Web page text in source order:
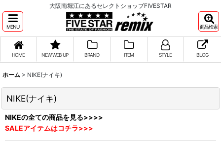
大阪南堀江にあるセレクトショップFIVESTAR
MENU 商品検索
HOME NEW WEB UP BRAND ITEM STYLE BLOG
ホーム > NIKE(ナイキ)
NIKE(ナイキ)
NIKEの全ての商品を見る>>>>
SALEアイテムはコチラ>>>